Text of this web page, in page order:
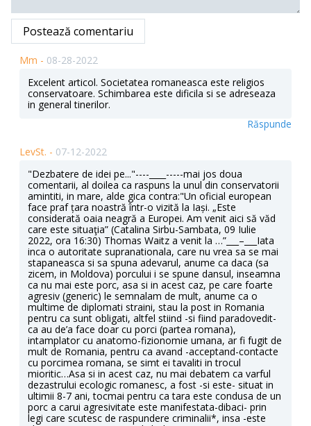
Postează comentariu
Mm - 08-28-2022
Excelent articol. Societatea romaneasca este religios
conservatoare. Schimbarea este dificila si se adreseaza
in general tinerilor.
Răspunde
LevSt. - 07-12-2022
"Dezbatere de idei pe..."----____-----mai jos doua
comentarii, al doilea ca raspuns la unul din conservatorii
amintiti, in mare, alde gica contra:"Un oficial european
face praf țara noastră într-o vizită la Iași. „Este
considerată oaia neagră a Europei. Am venit aici să văd
care este situaţia” (Catalina Sirbu-Sambata, 09 Iulie
2022, ora 16:30) Thomas Waitz a venit la …”___–___Iata
inca o autoritate supranationala, care nu vrea sa se mai
stapaneasca si sa spuna adevarul, anume ca daca (sa
zicem, in Moldova) porcului i se spune dansul, inseamna
ca nu mai este porc, asa si in acest caz, pe care foarte
agresiv (generic) le semnalam de mult, anume ca o
multime de diplomati straini, stau la post in Romania
pentru ca sunt obligati, altfel stiind -si fiind paradovedit-
ca au de’a face doar cu porci (partea romana),
intamplator cu anatomo-fizionomie umana, ar fi fugit de
mult de Romania, pentru ca avand -acceptand-contacte
cu porcimea romana, se simt ei tavaliti in trocul
mioritic…Asa si in acest caz, nu mai debatem ca varful
dezastrului ecologic romanesc, a fost -si este- situat in
ultimii 8-7 ani, tocmai pentru ca tara este condusa de un
porc a carui agresivitate este manifestata-dibaci- prin
legi care scutesc de raspundere criminalii*, insa -este